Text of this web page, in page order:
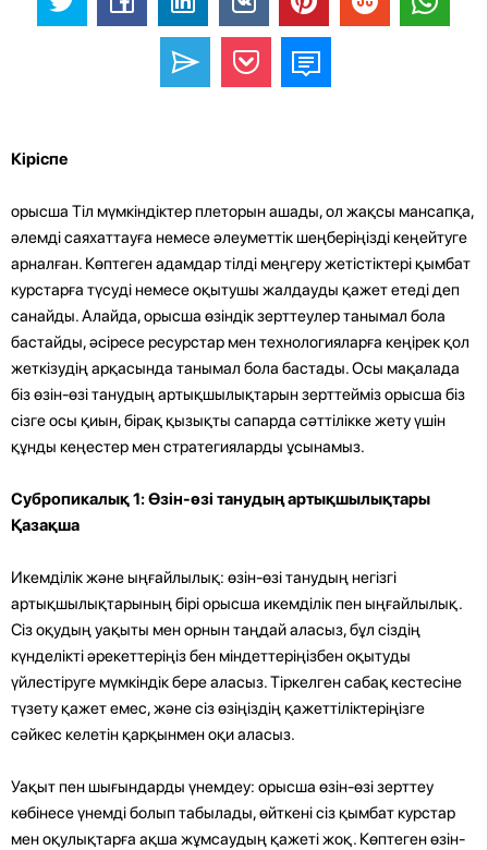
Кіріспе
орысша Тіл мүмкіндіктер плеторын ашады, ол жақсы мансапқа,
әлемді саяхаттауға немесе әлеуметтік шеңберіңізді кеңейтуге
арналған. Көптеген адамдар тілді меңгеру жетістіктері қымбат
курстарға түсуді немесе оқытушы жалдауды қажет етеді деп
санайды. Алайда, орысша өзіндік зерттеулер танымал бола
бастайды, әсіресе ресурстар мен технологияларға кеңірек қол
жеткізудің арқасында танымал бола бастады. Осы мақалада
біз өзін-өзі танудың артықшылықтарын зерттейміз орысша біз
сізге осы қиын, бірақ қызықты сапарда сәттілікке жету үшін
құнды кеңестер мен стратегияларды ұсынамыз.
Субропикалық 1: Өзін-өзі танудың артықшылықтары
Қазақша
Икемділік және ыңғайлылық: өзін-өзі танудың негізгі
артықшылықтарының бірі орысша икемділік пен ыңғайлылық.
Сіз оқудың уақыты мен орнын таңдай аласыз, бұл сіздің
күнделікті әрекеттеріңіз бен міндеттеріңізбен оқытуды
үйлестіруге мүмкіндік бере аласыз. Тіркелген сабақ кестесіне
түзету қажет емес, және сіз өзіңіздің қажеттіліктеріңізге
сәйкес келетін қарқынмен оқи аласыз.
Уақыт пен шығындарды үнемдеу: орысша өзін-өзі зерттеу
көбінесе үнемді болып табылады, өйткені сіз қымбат курстар
мен оқулықтарға ақша жұмсаудың қажеті жоқ. Көптеген өзін-